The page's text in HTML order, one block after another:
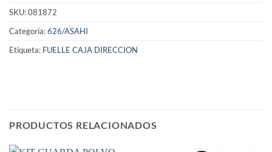
SKU:081872
Categoría:626/ASAHI
Etiqueta: FUELLE CAJA DIRECCION
PRODUCTOS RELACIONADOS